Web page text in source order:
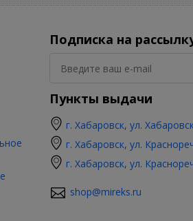
Подписка на
Пункты выдачи
г. Хабаровск, ул.
г. Хабаровск, ул.
г. Хабаровск, ул.
shop@mireks.ru